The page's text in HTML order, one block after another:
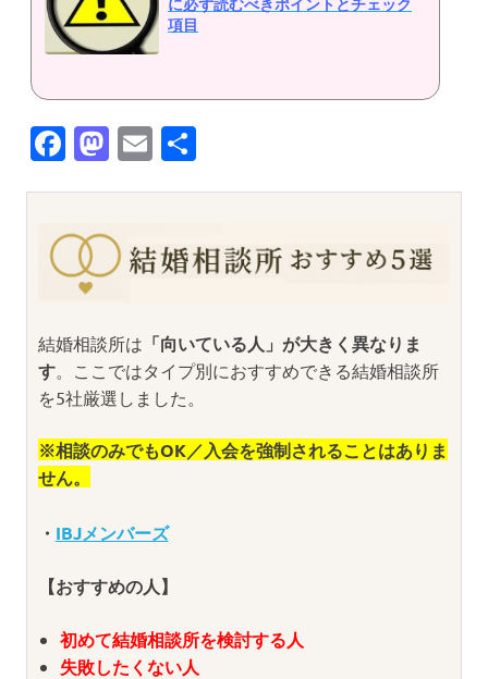
項目
Facebook
Mastodon
Email
結婚相談所は 「向いている人」が大きく異なりま
す。ここではタイプ別におすすめできる結婚相談所
を5社厳選しました。
※相談のみでもOK／入会を強制されることはありま
せん。
・ IBJメンバーズ
【おすすめの人】
初めて結婚相談所を検討する人
失敗したくない人